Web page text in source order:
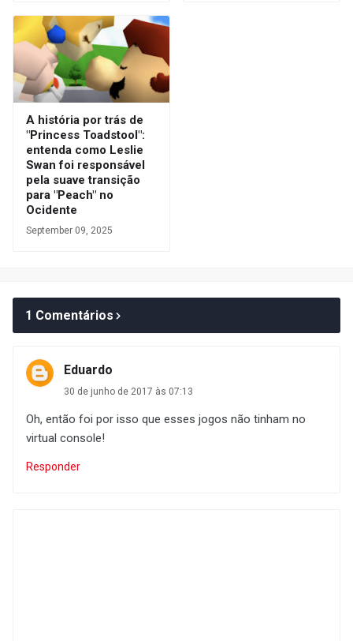
A história por trás de
"Princess Toadstool":
entenda como Leslie
Swan foi responsável
pela suave transição
para "Peach" no
Ocidente
September 09, 2025
1 Comentários
Eduardo
30 de junho de 2017 às 07:13
Oh, então foi por isso que esses jogos não tinham no
virtual console!
Responder